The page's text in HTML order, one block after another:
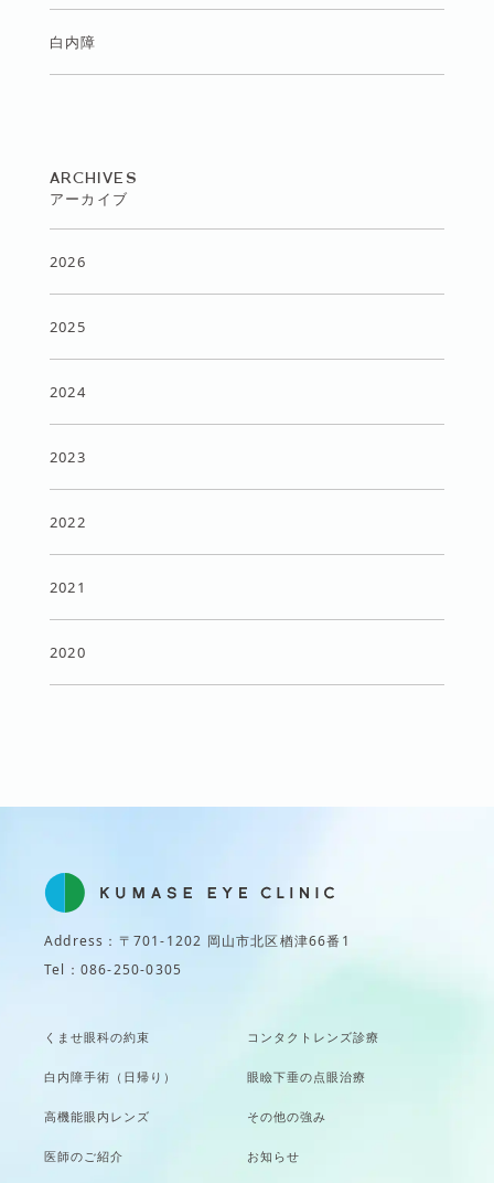
白内障
ARCHIVES
アーカイブ
2026
2025
2024
2023
2022
2021
2020
Address：〒701-1202 岡山市北区楢津66番1
Tel：086-250-0305
くませ眼科の約束
白内障手術（日帰り）
高機能眼内レンズ
医師のご紹介
コンタクトレンズ診療
眼瞼下垂の点眼治療
その他の強み
お知らせ